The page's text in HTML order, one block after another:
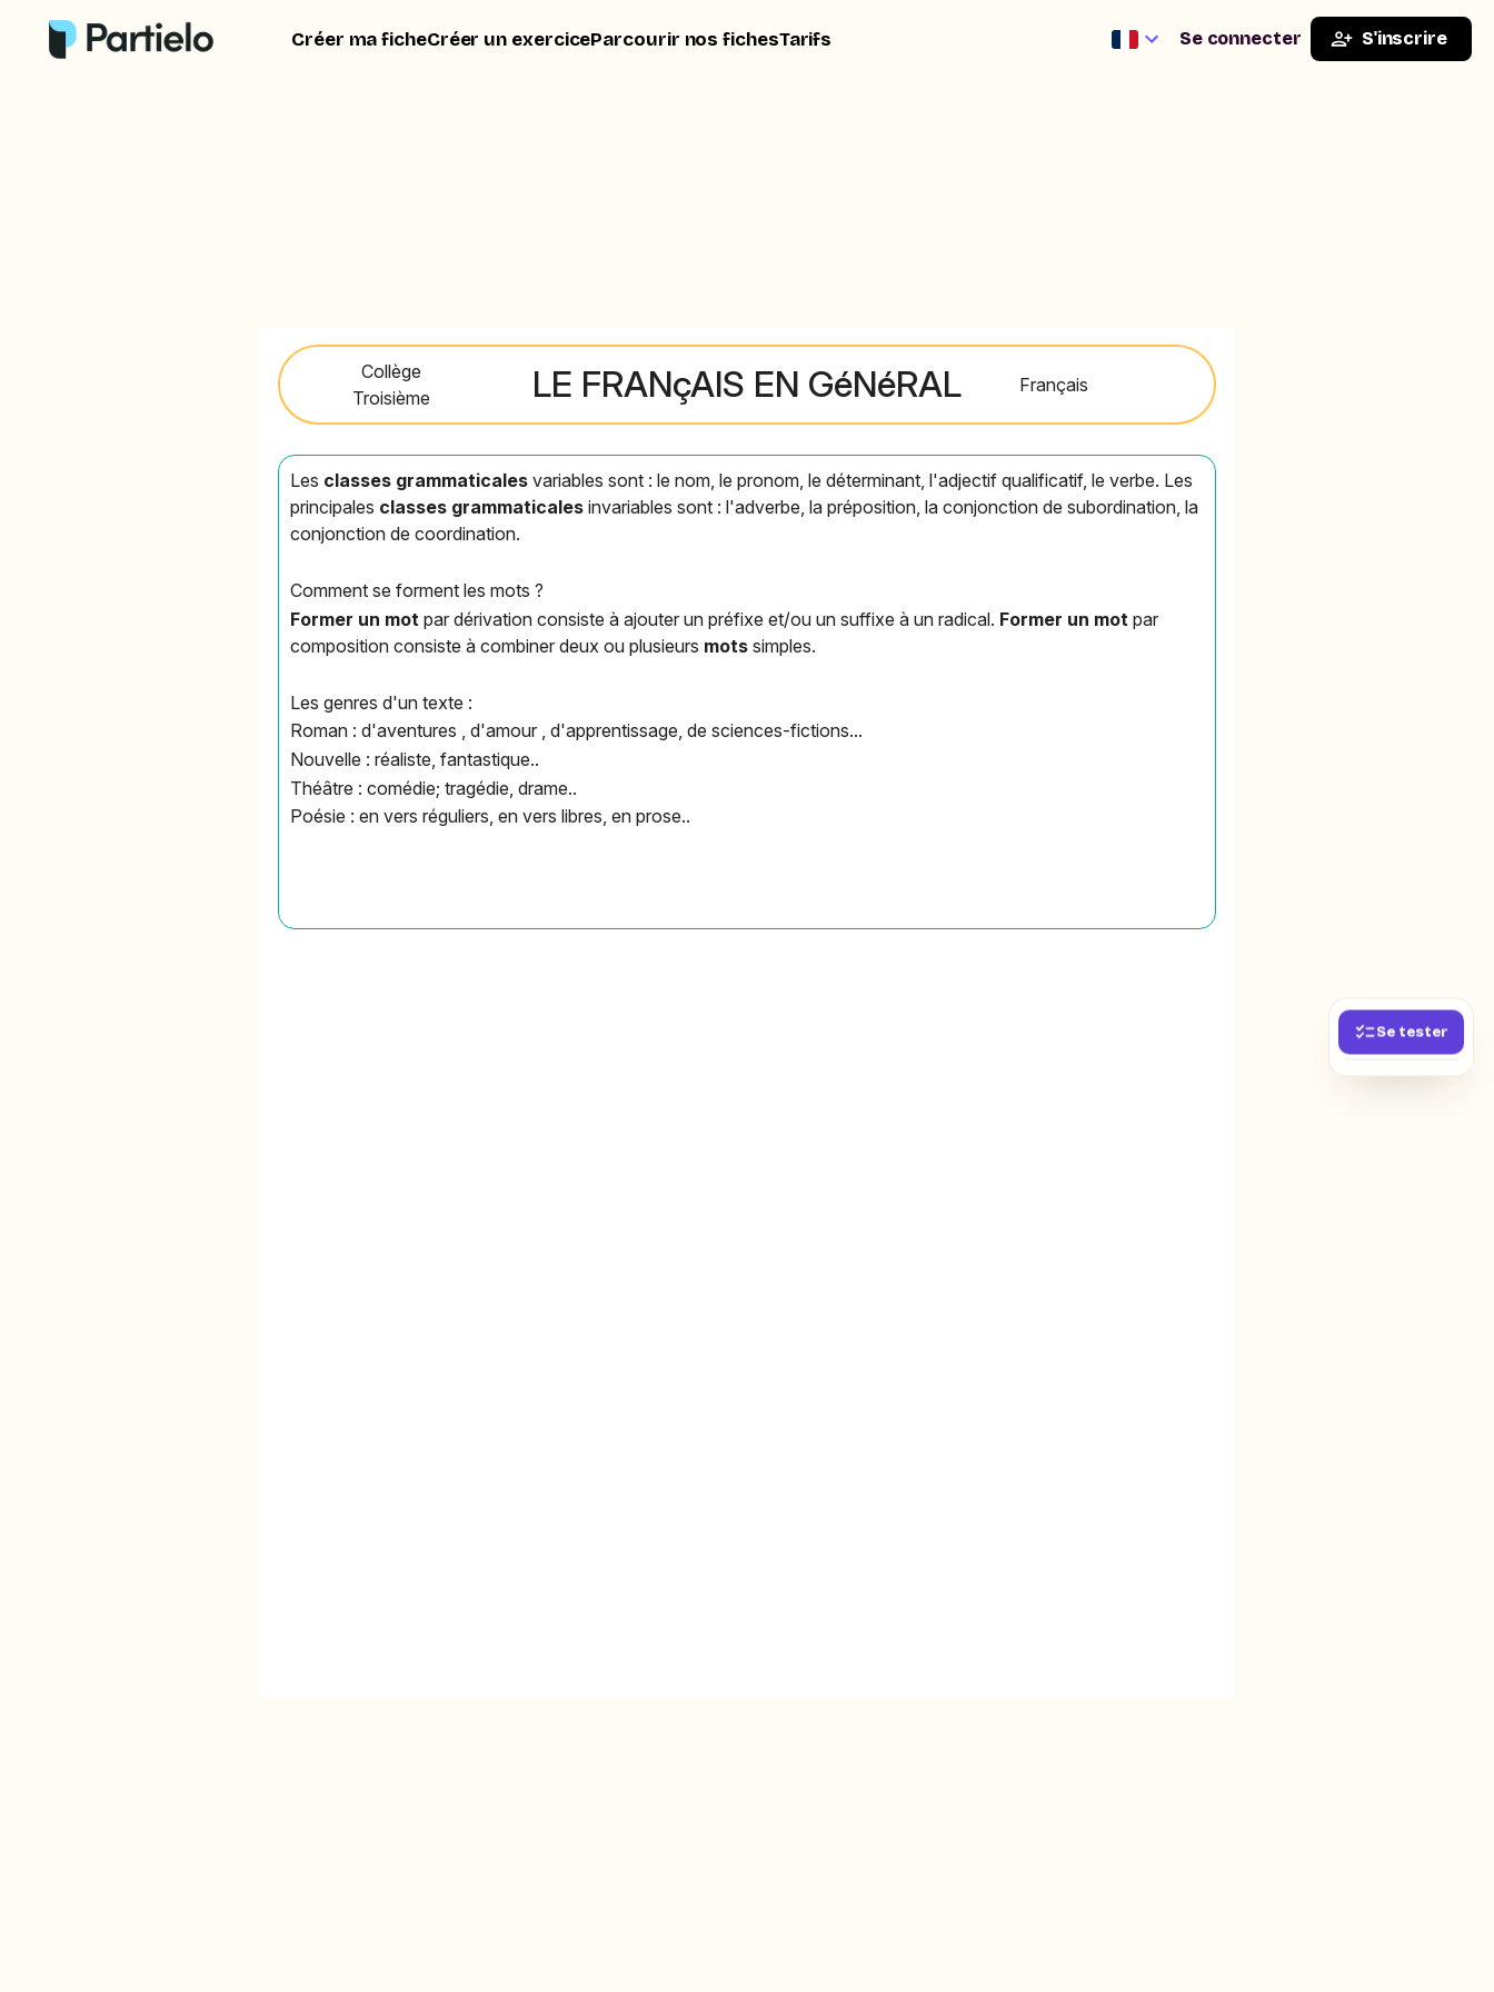
Créer ma ficheCréer un exerciceParcourir nos fichesTarifs Se connecter S'inscrire
Se tester
Collège
Troisième
LE FRANçAIS EN GéNéRAL Français
Les classes grammaticales variables sont : le nom, le pronom, le déterminant, l'adjectif qualificatif, le verbe. Les
principales classes grammaticales invariables sont : l'adverbe, la préposition, la conjonction de subordination, la
conjonction de coordination.
Comment se forment les mots ?
Former un mot par dérivation consiste à ajouter un préfixe et/ou un suffixe à un radical. Former un mot par
composition consiste à combiner deux ou plusieurs mots simples.
Les genres d'un texte :
Roman : d'aventures , d'amour , d'apprentissage, de sciences-fictions...
Nouvelle : réaliste, fantastique..
Théâtre : comédie; tragédie, drame..
Poésie : en vers réguliers, en vers libres, en prose..